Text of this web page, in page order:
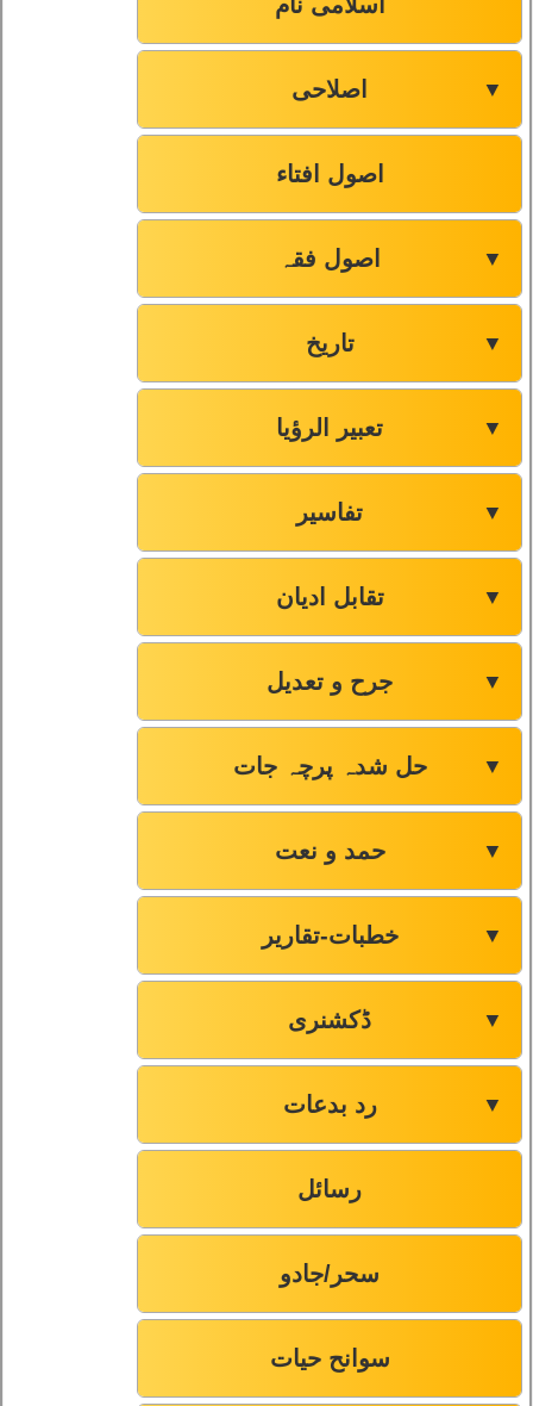
اصلاحی ▼
اصول افتاء
اصول فقہ ▼
تاریخ ▼
تعبیر الرؤیا ▼
تفاسیر ▼
تقابل ادیان ▼
جرح و تعدیل ▼
حل شدہ پرچہ جات ▼
حمد و نعت ▼
خطبات-تقاریر ▼
ڈکشنری ▼
رد بدعات ▼
رسائل
سحر/جادو
سوانح حیات